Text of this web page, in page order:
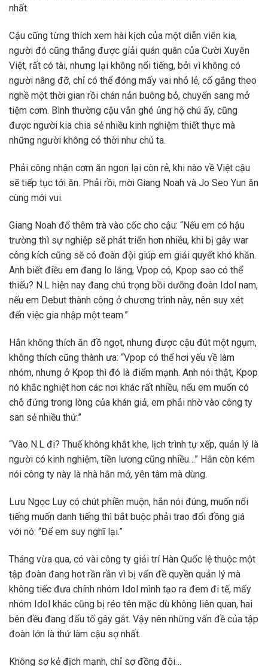
nhất.
Cậu cũng từng thích xem hài kịch của một diễn viên kia,
người đó cũng thắng được giải quán quân của Cười Xuyên
Việt, rất có tài, nhưng lại không nổi tiếng, bởi vì không có
người nâng đỡ, chỉ có thể đóng mấy vai nhỏ lẻ, cố gắng theo
nghề một thời gian rồi chán nản buông bỏ, chuyển sang mở
tiệm cơm. Bình thường cậu vẫn ghé ủng hộ chú ấy, cũng
được người kia chia sẻ nhiều kinh nghiệm thiết thực mà
những người không có thời như chú ta.
Phải công nhận cơm ăn ngon lại còn rẻ, khi nào về Việt cậu
sẽ tiếp tục tới ăn. Phải rồi, mời Giang Noah và Jo Seo Yun ăn
cùng mới vui.
Giang Noah đổ thêm trà vào cốc cho cậu: “Nếu em có hậu
trường thì sự nghiệp sẽ phát triển hơn nhiều, khi bị gây war
công kích cũng sẽ có đoàn đội giúp em giải quyết khó khăn.
Anh biết điều em đang lo lắng, Vpop có, Kpop sao có thể
thiếu? N.L hiện nay đang chú trọng bồi dưỡng đoàn Idol nam,
nếu em Debut thành công ở chương trình này, nên suy xét
đến việc gia nhập một team.”
Hắn không thích ăn đồ ngọt, nhưng được cậu đút một ngụm,
không thích cũng thành ưa: “Vpop có thể hơi yếu về làm
nhóm, nhưng ở Kpop thì đó là điểm mạnh. Anh nói thật, Kpop
nó khắc nghiệt hơn các nơi khác rất nhiều, nếu em muốn có
chỗ đứng trong lòng của khán giả, em phải nhờ vào công ty
san sẻ nhiều thứ.”
“Vào N.L đi? Thuế không khắt khe, lịch trình tự xếp, quản lý là
người có kinh nghiệm, tiền lương cũng nhiều…” Hắn còn kém
nói công ty này là nhà hắn mở, yên tâm mà dùng.
Lưu Ngọc Luy có chút phiền muộn, hắn nói đúng, muốn nổi
tiếng muốn danh tiếng thì bắt buộc phải trao đổi đồng giá
với nó: “Để em suy nghĩ lại.”
Tháng vừa qua, có vài công ty giải trí Hàn Quốc lệ thuộc một
tập đoàn đang hot rần rần vì bị vấn đề quyền quản lý mà
không tiếc đưa chính nhóm Idol mình tạo ra đem đi tế, mấy
nhóm Idol khác cũng bị réo tên mặc dù không liên quan, hai
bên đều đang đấu tố gây gắt. Vậy nên những vấn đề của tập
đoàn lớn là thứ làm cậu sợ nhất.
Không sợ kẻ địch mạnh, chỉ sợ đồng đội…